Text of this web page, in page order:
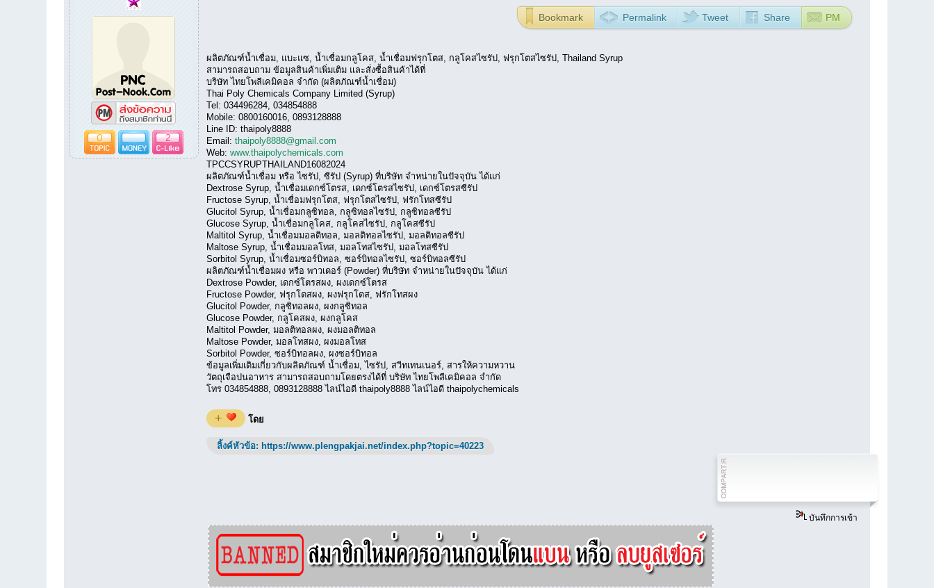
0 2
Bookmark Permalink Tweet Share PM
ผลิตภัณฑ์น้ำเชื่อม, แบะแซ, น้ำเชื่อมกลูโคส, น้ำเชื่อมฟรุกโตส, กลูโคสไซรัป, ฟรุกโตสไซรัป, Thailand Syrup
สามารถสอบถาม ข้อมูลสินค้าเพิ่มเติม และสั่งซื้อสินค้าได้ที่
บริษัท ไทยโพลีเคมิคอล จำกัด (ผลิตภัณฑ์น้ำเชื่อม)
Thai Poly Chemicals Company Limited (Syrup)
Tel: 034496284, 034854888
Mobile: 0800160016, 0893128888
Line ID: thaipoly8888
Email: thaipoly8888@gmail.com
Web: www.thaipolychemicals.com
TPCCSYRUPTHAILAND16082024
ผลิตภัณฑ์น้ำเชื่อม หรือ ไซรัป, ซีรัป (Syrup) ที่บริษัท จำหน่ายในปัจจุบัน ได้แก่
Dextrose Syrup, น้ำเชื่อมเดกซ์โตรส, เดกซ์โตรสไซรัป, เดกซ์โตรสซีรัป
Fructose Syrup, น้ำเชื่อมฟรุกโตส, ฟรุกโตสไซรัป, ฟรักโทสซีรัป
Glucitol Syrup, น้ำเชื่อมกลูซิทอล, กลูซิทอลไซรัป, กลูซิทอลซีรัป
Glucose Syrup, น้ำเชื่อมกลูโคส, กลูโคสไซรัป, กลูโคสซีรัป
Maltitol Syrup, น้ำเชื่อมมอลติทอล, มอลติทอลไซรัป, มอลติทอลซีรัป
Maltose Syrup, น้ำเชื่อมมอลโทส, มอลโทสไซรัป, มอลโทสซีรัป
Sorbitol Syrup, น้ำเชื่อมซอร์บิทอล, ซอร์บิทอลไซรัป, ซอร์บิทอลซีรัป
ผลิตภัณฑ์น้ำเชื่อมผง หรือ พาวเดอร์ (Powder) ที่บริษัท จำหน่ายในปัจจุบัน ได้แก่
Dextrose Powder, เดกซ์โตรสผง, ผงเดกซ์โตรส
Fructose Powder, ฟรุกโตสผง, ผงฟรุกโตส, ฟรักโทสผง
Glucitol Powder, กลูซิทอลผง, ผงกลูซิทอล
Glucose Powder, กลูโคสผง, ผงกลูโคส
Maltitol Powder, มอลติทอลผง, ผงมอลติทอล
Maltose Powder, มอลโทสผง, ผงมอลโทส
Sorbitol Powder, ซอร์บิทอลผง, ผงซอร์บิทอล
ข้อมูลเพิ่มเติมเกี่ยวกับผลิตภัณฑ์ น้ำเชื่อม, ไซรัป, สวีทเทนเนอร์, สารให้ความหวาน
วัตถุเจือปนอาหาร สามารถสอบถามโดยตรงได้ที่ บริษัท ไทยโพลีเคมิคอล จำกัด
โทร 034854888, 0893128888 ไลน์ไอดี thaipoly8888 ไลน์ไอดี thaipolychemicals
+ โดย
ลิ้งค์หัวข้อ: https://www.plengpakjai.net/index.php?topic=40223
บันทึกการเข้า